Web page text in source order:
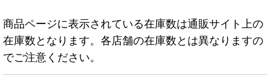
商品ページに表示されている在庫数は通販サイト上の
在庫数となります。各店舗の在庫数とは異なりますの
でご注意ください。